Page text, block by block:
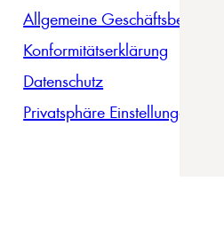
Allgemeine
Konformitätserklärung
Datenschutz
Privatsphäre Einstellungen